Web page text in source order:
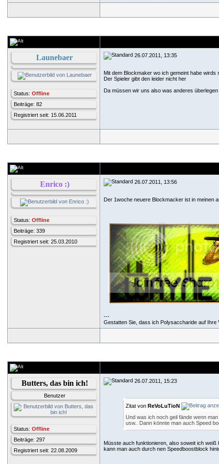
Launebaer
Status: Offline
Beiträge: 82
Registriert seit: 15.06.2011
26.07.2011, 13:35
Mit dem Blockmaker wo ich gemeint habe wirds
Der Spieler gibt den leider nicht her
Da müssen wir uns also was anderes überlegen
Enrico :)
Status: Offline
Beiträge: 339
Registriert seit: 25.03.2010
26.07.2011, 13:56
Der 1woche neuere Blockmacker ist in meinen
---
Gestatten Sie, dass ich Polysaccharide auf Ihre
Butters, das bin ich!
Benutzer
Status: Offline
Beiträge: 297
Registriert seit: 22.08.2009
26.07.2011, 15:23
Zitat von ReVoLuTioN
Und was ich noch geil fände wenn
usw.. Dann könnte man auch Speed
Müsste auch funktionieren, also soweit ich
kann man auch durch nen Speedboostblock